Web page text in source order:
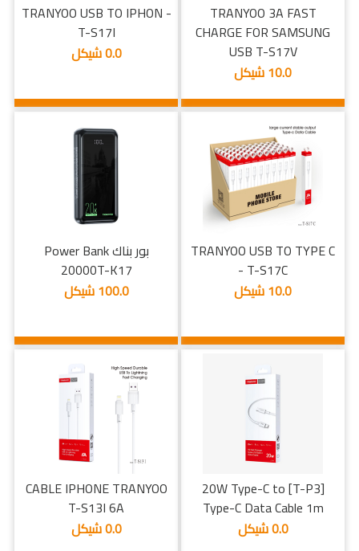
TRANYOO 3A FAST
CHARGE FOR SAMSUNG
USB T-S17V
10.0 شيكل
TRANYOO USB TO IPHON -
T-S17I
0.0 شيكل
TRANYOO USB TO TYPE C
- T-S17C
10.0 شيكل
بور بناك Power Bank
20000T-K17
100.0 شيكل
[T-P3] 20W Type-C to
Type-C Data Cable 1m
0.0 شيكل
CABLE IPHONE TRANYOO
T-S13I 6A
0.0 شيكل